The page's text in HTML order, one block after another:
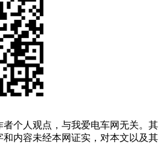
者个人观点，与我爱电车网无关。其
和内容未经本网证实，对本文以及其